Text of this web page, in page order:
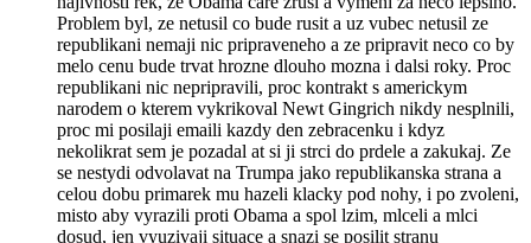
Problem byl, ze netusil co bude rusit a uz vubec netusil ze
republikani nemaji nic pripraveneho a ze pripravit neco co by
melo cenu bude trvat hrozne dlouho mozna i dalsi roky. Proc
republikani nic nepripravili, proc kontrakt s americkym
narodem o kterem vykrikoval Newt Gingrich nikdy nesplnili,
proc mi posilaji emaili kazdy den zebracenku i kdyz
nekolikrat sem je pozadal at si ji strci do prdele a zakukaj. Ze
se nestydi odvolavat na Trumpa jako republikanska strana a
celou dobu primarek mu hazeli klacky pod nohy, i po zvoleni,
misto aby vyrazili proti Obama a spol lzim, mlceli a mlci
dosud, jen vyuzivaji situace a snazi se posilit stranu